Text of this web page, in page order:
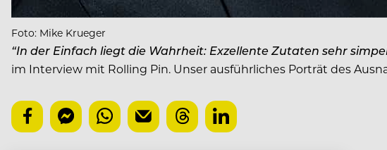
Foto: Mike Krueger
“In der Einfach liegt die Wahrheit: Exzellente Zutaten sehr
im Interview mit Rolling Pin. Unser ausführliches Porträt des